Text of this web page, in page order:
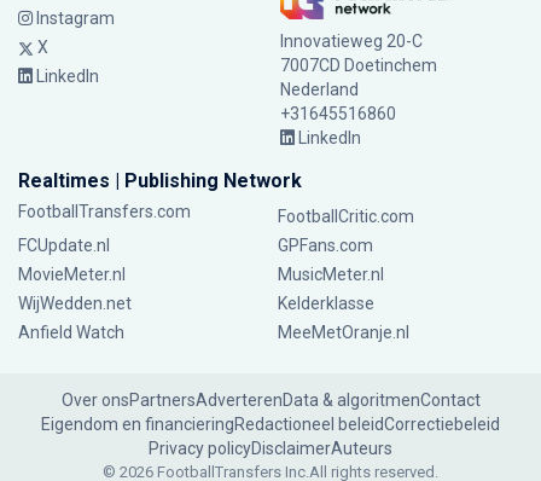
Instagram
X
LinkedIn
Innovatieweg 20-C
7007CD Doetinchem
Nederland
+31645516860
LinkedIn
Realtimes | Publishing Network
FootballTransfers.com
FootballCritic.com
FCUpdate.nl
GPFans.com
MovieMeter.nl
MusicMeter.nl
WijWedden.net
Kelderklasse
Anfield Watch
MeeMetOranje.nl
Over onsPartnersAdverterenData & algoritmenContact
Eigendom en financieringRedactioneel beleidCorrectiebeleid
Privacy policyDisclaimerAuteurs
© 2026 FootballTransfers Inc.All rights reserved.